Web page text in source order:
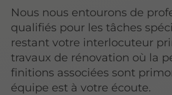
Nous nous entourons de
qualifiés pour les tâches
restant votre interlocuteur
travaux de rénovation où la
finitions associées sont
équipe est à votre écoute.